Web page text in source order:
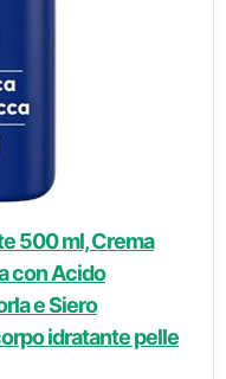
500 ml, Crema
con Acido
e Siero
idratante pelle